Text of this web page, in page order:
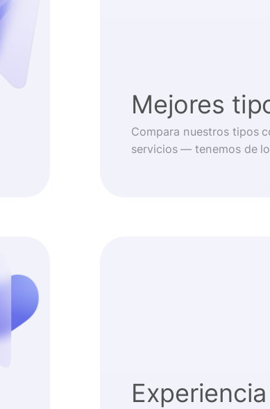
Mejores
Compara nuestros tipos
servicios — tenemos de